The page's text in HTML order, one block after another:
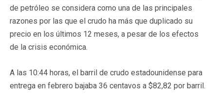
de petróleo se considera como una de las principales
razones por las que el crudo ha más que duplicado su
precio en los últimos 12 meses, a pesar de los efectos
de la crisis económica.
A las 10:44 horas, el barril de crudo estadounidense para
entrega en febrero bajaba 36 centavos a $82,82 por barril.